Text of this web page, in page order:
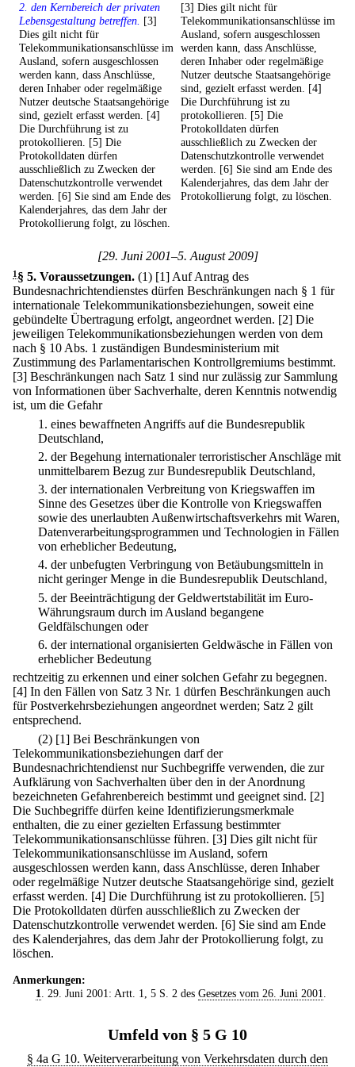
2. den Kernbereich der privaten
Lebensgestaltung betreffen. [3]
Dies gilt nicht für
Telekommunikationsanschlüsse im
Ausland, sofern ausgeschlossen
werden kann, dass Anschlüsse,
deren Inhaber oder regelmäßige
Nutzer deutsche Staatsangehörige
sind, gezielt erfasst werden. [4]
Die Durchführung ist zu
protokollieren. [5] Die
Protokolldaten dürfen
ausschließlich zu Zwecken der
Datenschutzkontrolle verwendet
werden. [6] Sie sind am Ende des
Kalenderjahres, das dem Jahr der
Protokollierung folgt, zu löschen.
[3] Dies gilt nicht für
Telekommunikationsanschlüsse im
Ausland, sofern ausgeschlossen
werden kann, dass Anschlüsse,
deren Inhaber oder regelmäßige
Nutzer deutsche Staatsangehörige
sind, gezielt erfasst werden. [4]
Die Durchführung ist zu
protokollieren. [5] Die
Protokolldaten dürfen
ausschließlich zu Zwecken der
Datenschutzkontrolle verwendet
werden. [6] Sie sind am Ende des
Kalenderjahres, das dem Jahr der
Protokollierung folgt, zu löschen.
[29. Juni 2001–5. August 2009]
1§ 5. Voraussetzungen. (1) [1] Auf Antrag des
Bundesnachrichtendienstes dürfen Beschränkungen nach § 1 für
internationale Telekommunikationsbeziehungen, soweit eine
gebündelte Übertragung erfolgt, angeordnet werden. [2] Die
jeweiligen Telekommunikationsbeziehungen werden von dem
nach § 10 Abs. 1 zuständigen Bundesministerium mit
Zustimmung des Parlamentarischen Kontrollgremiums bestimmt.
[3] Beschränkungen nach Satz 1 sind nur zulässig zur Sammlung
von Informationen über Sachverhalte, deren Kenntnis notwendig
ist, um die Gefahr
1. eines bewaffneten Angriffs auf die Bundesrepublik
Deutschland,
2. der Begehung internationaler terroristischer Anschläge mit
unmittelbarem Bezug zur Bundesrepublik Deutschland,
3. der internationalen Verbreitung von Kriegswaffen im
Sinne des Gesetzes über die Kontrolle von Kriegswaffen
sowie des unerlaubten Außenwirtschaftsverkehrs mit Waren,
Datenverarbeitungsprogrammen und Technologien in Fällen
von erheblicher Bedeutung,
4. der unbefugten Verbringung von Betäubungsmitteln in
nicht geringer Menge in die Bundesrepublik Deutschland,
5. der Beeinträchtigung der Geldwertstabilität im Euro-
Währungsraum durch im Ausland begangene
Geldfälschungen oder
6. der international organisierten Geldwäsche in Fällen von
erheblicher Bedeutung
rechtzeitig zu erkennen und einer solchen Gefahr zu begegnen.
[4] In den Fällen von Satz 3 Nr. 1 dürfen Beschränkungen auch
für Postverkehrsbeziehungen angeordnet werden; Satz 2 gilt
entsprechend.
(2) [1] Bei Beschränkungen von
Telekommunikationsbeziehungen darf der
Bundesnachrichtendienst nur Suchbegriffe verwenden, die zur
Aufklärung von Sachverhalten über den in der Anordnung
bezeichneten Gefahrenbereich bestimmt und geeignet sind. [2]
Die Suchbegriffe dürfen keine Identifizierungsmerkmale
enthalten, die zu einer gezielten Erfassung bestimmter
Telekommunikationsanschlüsse führen. [3] Dies gilt nicht für
Telekommunikationsanschlüsse im Ausland, sofern
ausgeschlossen werden kann, dass Anschlüsse, deren Inhaber
oder regelmäßige Nutzer deutsche Staatsangehörige sind, gezielt
erfasst werden. [4] Die Durchführung ist zu protokollieren. [5]
Die Protokolldaten dürfen ausschließlich zu Zwecken der
Datenschutzkontrolle verwendet werden. [6] Sie sind am Ende
des Kalenderjahres, das dem Jahr der Protokollierung folgt, zu
löschen.
Anmerkungen:
1
. 29. Juni 2001: Artt. 1, 5 S. 2 des Gesetzes vom 26. Juni 2001
Umfeld von § 5 G 10
§ 4a G 10. Weiterverarbeitung von Verkehrsdaten durch den